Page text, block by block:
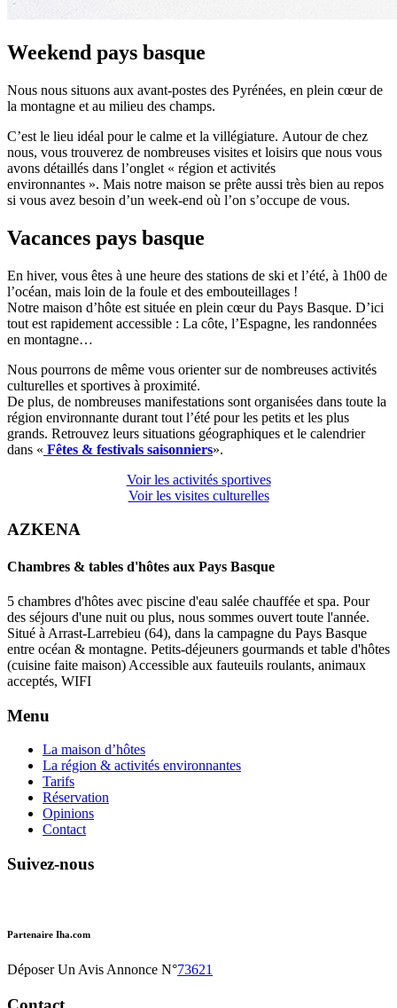
Weekend pays basque
Nous nous situons aux avant-postes des Pyrénées, en plein cœur de
la montagne et au milieu des champs.
C’est le lieu idéal pour le calme et la villégiature. Autour de chez
nous, vous trouverez de nombreuses visites et loisirs que nous vous
avons détaillés dans l’onglet « région et activités
environnantes ». Mais notre maison se prête aussi très bien au repos
si vous avez besoin d’un week-end où l’on s’occupe de vous.
Vacances pays basque
En hiver, vous êtes à une heure des stations de ski et l’été, à 1h00 de
l’océan, mais loin de la foule et des embouteillages !
Notre maison d’hôte est située en plein cœur du Pays Basque. D’ici
tout est rapidement accessible : La côte, l’Espagne, les randonnées
en montagne…
Nous pourrons de même vous orienter sur de nombreuses activités
culturelles et sportives à proximité.
De plus, de nombreuses manifestations sont organisées dans toute la
région environnante durant tout l’été pour les petits et les plus
grands. Retrouvez leurs situations géographiques et le calendrier
dans « Fêtes & festivals saisonniers».
Voir les activités sportives
Voir les visites culturelles
AZKENA
Chambres & tables d'hôtes aux Pays Basque
5 chambres d'hôtes avec piscine d'eau salée chauffée et spa. Pour
des séjours d'une nuit ou plus, nous sommes ouvert toute l'année.
Situé à Arrast-Larrebieu (64), dans la campagne du Pays Basque
entre océan & montagne. Petits-déjeuners gourmands et table d'hôtes
(cuisine faite maison) Accessible aux fauteuils roulants, animaux
acceptés, WIFI
Menu
La maison d’hôtes
La région & activités environnantes
Tarifs
Réservation
Opinions
Contact
Suivez-nous
Partenaire Iha.com
Déposer Un Avis Annonce N°73621